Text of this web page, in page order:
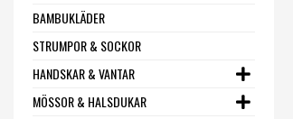
BAMBUKLÄDER
STRUMPOR & SOCKOR
HANDSKAR & VANTAR
MÖSSOR & HALSDUKAR